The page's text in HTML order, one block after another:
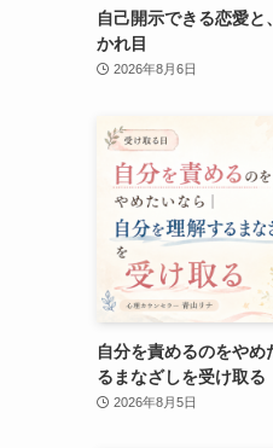
自己開示できる恋愛
かれ目
2026年8月6日
自分を責めるのをや
るまなざしを受け取る
2026年8月5日